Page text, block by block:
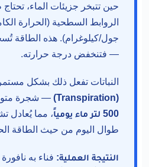
حين تتبخر جزيئات الماء،
جول/كيلوغرام). هذه الطاقة
— فتنخفض درجة حرارته.
النباتات تفعل ذلك بشكل
(Transpiration)
— شجرة
500 لتر ماء يومياً
طوال اليوم من حيث الطاقة
النتيجة العملية: فناء به